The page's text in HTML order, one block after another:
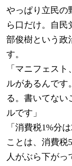
やっぱり立民の
ら口だけ。自
部俊樹という政
す。
「マニフェス
ルがあるんです
る。書いてない
ルです」
「消費税1%分
ことは、消費税
人がぶら下が